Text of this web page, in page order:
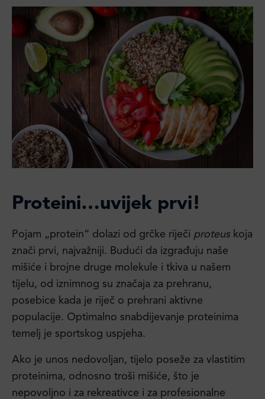
Proteini…uvijek prvi!
Pojam „protein“ dolazi od grčke riječi proteus koja
znači prvi, najvažniji. Budući da izgrađuju naše
mišiće i brojne druge molekule i tkiva u našem
tijelu, od iznimnog su značaja za prehranu,
posebice kada je riječ o prehrani aktivne
populacije. Optimalno snabdijevanje proteinima
temelj je sportskog uspjeha.
Ako je unos nedovoljan, tijelo poseže za vlastitim
proteinima, odnosno troši mišiće, što je
nepovoljno i za rekreativce i za profesionalne